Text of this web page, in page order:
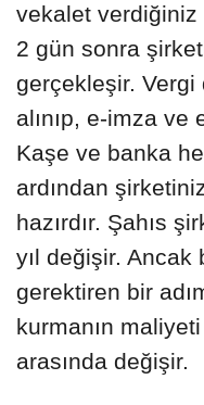
vekalet
2 gün sonra
gerçekleşir. Vergi
alınıp, e-imza ve
Kaşe ve banka
ardından
hazırdır. Şahıs
yıl değişir.
gerektiren bir
kurmanın
arasında değişir.